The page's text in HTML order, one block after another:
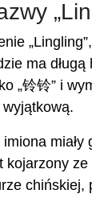
ma
„铃铃” i
miały
ze